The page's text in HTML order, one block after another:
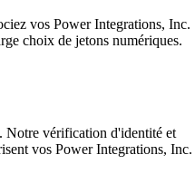
vos Power Integrations, Inc.
choix de jetons numériques.
Notre vérification d'identité et
vos Power Integrations, Inc.